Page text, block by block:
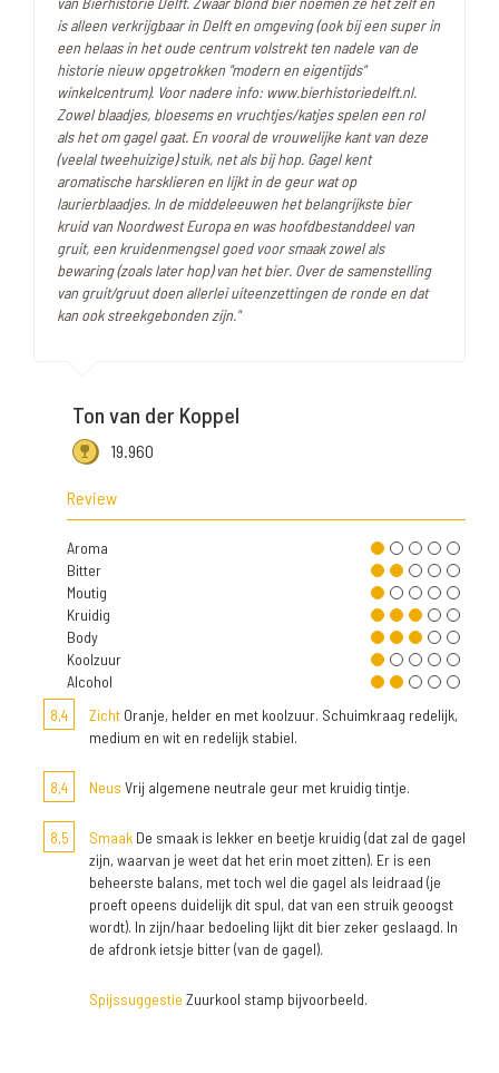
is alleen verkrijgbaar in Delft en omgeving (ook bij een super in
een helaas in het oude centrum volstrekt ten nadele van de
historie nieuw opgetrokken "modern en eigentijds"
winkelcentrum). Voor nadere info: www.bierhistoriedelft.nl.
Zowel blaadjes, bloesems en vruchtjes/katjes spelen een rol
als het om gagel gaat. En vooral de vrouwelijke kant van deze
(veelal tweehuizige) stuik, net als bij hop. Gagel kent
aromatische harsklieren en lijkt in de geur wat op
laurierblaadjes. In de middeleeuwen het belangrijkste bier
kruid van Noordwest Europa en was hoofdbestanddeel van
gruit, een kruidenmengsel goed voor smaak zowel als
bewaring (zoals later hop) van het bier. Over de samenstelling
van gruit/gruut doen allerlei uiteenzettingen de ronde en dat
kan ook streekgebonden zijn."
Ton van der Koppel
19.960
Review
Aroma
Bitter
Moutig
Kruidig
Body
Koolzuur
Alcohol
8,4
Zicht Oranje, helder en met koolzuur. Schuimkraag redelijk,
medium en wit en redelijk stabiel.
8,4 Neus Vrij algemene neutrale geur met kruidig tintje.
8,5 Smaak De smaak is lekker en beetje kruidig (dat zal de gagel
zijn, waarvan je weet dat het erin moet zitten). Er is een
beheerste balans, met toch wel die gagel als leidraad (je
proeft opeens duidelijk dit spul, dat van een struik geoogst
wordt). In zijn/haar bedoeling lijkt dit bier zeker geslaagd. In
de afdronk ietsje bitter (van de gagel).
Spijssuggestie Zuurkool stamp bijvoorbeeld.